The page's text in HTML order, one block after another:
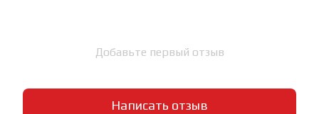
Добавьте первый отзыв
Написать отзыв